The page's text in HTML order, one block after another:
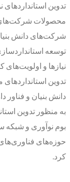
تدوین
محصولات شرکت‌های
شرکت‌های دانش
توسعه
نیازها و
تدوین
به منظور تدوین
بوم نوآوری و شبکه
حوزه‌های فناوری‌های
کرد.